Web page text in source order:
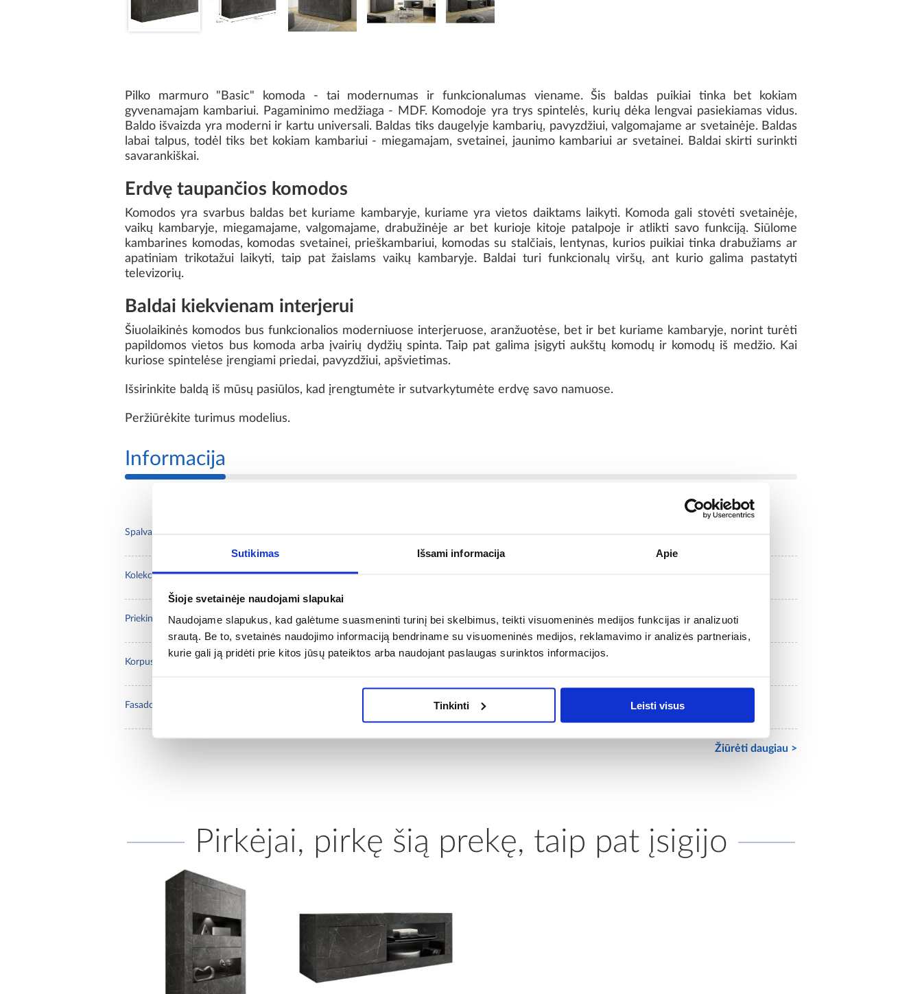
Sutikimas Išsami informacija Apie
Šioje svetainėje naudojami slapukai
Naudojame slapukus, kad galėtume suasmeninti turinį bei skelbimus, teikti visuomeninės medijos funkcijas ir analizuoti
srautą. Be to, svetainės naudojimo informaciją bendriname su visuomeninės medijos, reklamavimo ir analizės partneriais,
kurie gali ją pridėti prie kitos jūsų pateiktos arba naudojant paslaugas surinktos informacijos.
Tinkinti Leisti visus
Pilko marmuro "Basic" komoda - tai modernumas ir funkcionalumas viename. Šis baldas puikiai tinka bet kokiam
gyvenamajam kambariui. Pagaminimo medžiaga - MDF. Komodoje yra trys spintelės, kurių dėka lengvai pasiekiamas vidus.
Baldo išvaizda yra moderni ir kartu universali. Baldas tiks daugelyje kambarių, pavyzdžiui, valgomajame ar svetainėje. Baldas
labai talpus, todėl tiks bet kokiam kambariui - miegamajam, svetainei, jaunimo kambariui ar svetainei. Baldai skirti surinkti
savarankiškai.
Erdvę taupančios komodos
Komodos yra svarbus baldas bet kuriame kambaryje, kuriame yra vietos daiktams laikyti. Komoda gali stovėti svetainėje,
vaikų kambaryje, miegamajame, valgomajame, drabužinėje ar bet kurioje kitoje patalpoje ir atlikti savo funkciją. Siūlome
kambarines komodas, komodas svetainei, prieškambariui, komodas su stalčiais, lentynas, kurios puikiai tinka drabužiams ar
apatiniam trikotažui laikyti, taip pat žaislams vaikų kambaryje. Baldai turi funkcionalų viršų, ant kurio galima pastatyti
televizorių.
Baldai kiekvienam interjerui
Šiuolaikinės komodos bus funkcionalios moderniuose interjeruose, aranžuotėse, bet ir bet kuriame kambaryje, norint turėti
papildomos vietos bus komoda arba įvairių dydžių spinta. Taip pat galima įsigyti aukštų komodų ir komodų iš medžio. Kai
kuriose spintelėse įrengiami priedai, pavyzdžiui, apšvietimas.
Išsirinkite baldą iš mūsų pasiūlos, kad įrengtumėte ir sutvarkytumėte erdvę savo namuose.
Peržiūrėkite turimus modelius.
Informacija
Spalva:
Kolekcija: Basic
Priekinių dalių spalva: pilka marmuras/antracytas
Korpuso spalva: pilka marmuras/antracytas
Fasado medžiaga:
Surinkimas : savarankiškas surinkimas
Reikalingas surinkimas: Taip
Žiūrėti daugiau >
Pirkėjai, pirkę šią prekę, taip pat įsigijo